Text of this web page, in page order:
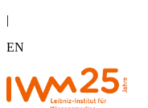
|
EN